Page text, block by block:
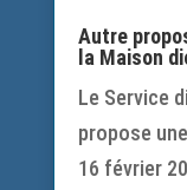
Autre
la Maison
Le Service
propose
16 février